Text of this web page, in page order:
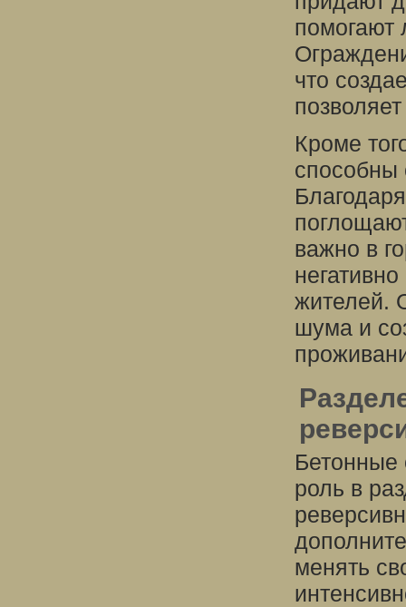
помогают
что
Кроме
способны
важно в
жителей.
шума и
Бетонные
роль в
менять